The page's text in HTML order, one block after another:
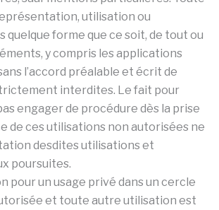
utilisation ou
quelque forme que ce soit, de tout ou
y compris les applications
l’accord préalable et écrit de
interdites. Le fait pour
engager de procédure dès la prise
de ces utilisations non autorisées ne
desdites utilisations et
poursuites.
pour un usage privé dans un cercle
et toute autre utilisation est